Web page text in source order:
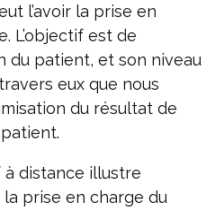
l’avoir la prise en
L’objectif est de
du patient, et son niveau
eux que nous
du résultat de
à distance illustre
prise en charge du